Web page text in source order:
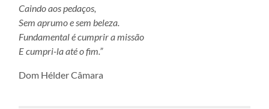
Caindo aos pedaços,
Sem aprumo e sem beleza.
Fundamental é cumprir a missão
E cumpri-la até o fim.”
Dom Hélder Câmara